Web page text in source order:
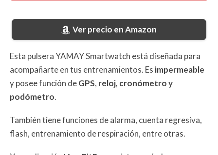
Ver precio en Amazon
Esta pulsera YAMAY Smartwatch está diseñada para
acompañarte en tus entrenamientos. Es impermeable
y posee función deGPS, reloj, cronómetro y
podómetro.
También tiene funciones de alarma, cuenta regresiva,
flash, entrenamiento de respiración, entre otras.